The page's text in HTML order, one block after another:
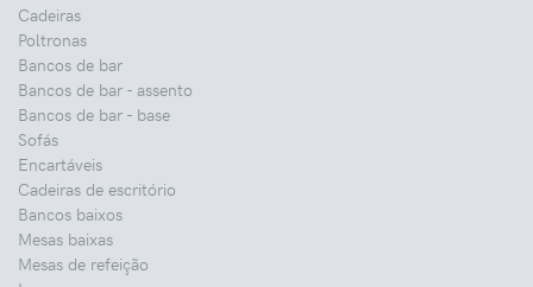
Cadeiras
Poltronas
Bancos de bar
Bancos de bar - assento
Bancos de bar - base
Sofás
Encartáveis
Cadeiras de escritório
Bancos baixos
Mesas baixas
Mesas de refeição